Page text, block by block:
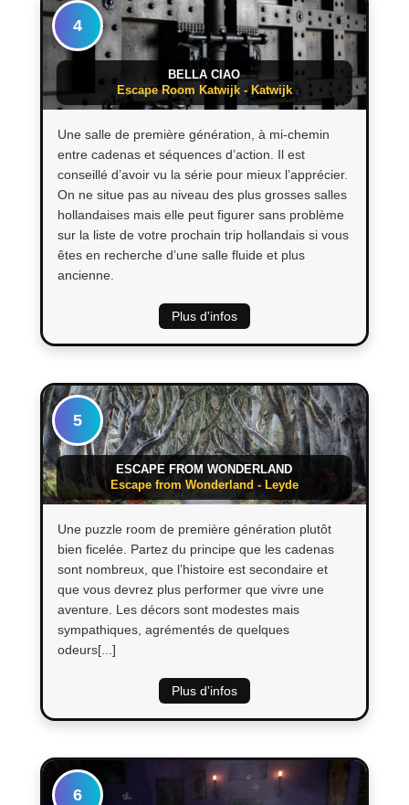
4
BELLA CIAO
Escape Room Katwijk - Katwijk
Une salle de première génération, à mi-chemin
entre cadenas et séquences d’action. Il est
conseillé d’avoir vu la série pour mieux l’apprécier.
On ne situe pas au niveau des plus grosses salles
hollandaises mais elle peut figurer sans problème
sur la liste de votre prochain trip hollandais si vous
êtes en recherche d’une salle fluide et plus
ancienne.
Plus d'infos
5
ESCAPE FROM WONDERLAND
Escape from Wonderland - Leyde
Une puzzle room de première génération plutôt
bien ficelée. Partez du principe que les cadenas
sont nombreux, que l’histoire est secondaire et
que vous devrez plus performer que vivre une
aventure. Les décors sont modestes mais
sympathiques, agrémentés de quelques
odeurs[...]
Plus d'infos
6